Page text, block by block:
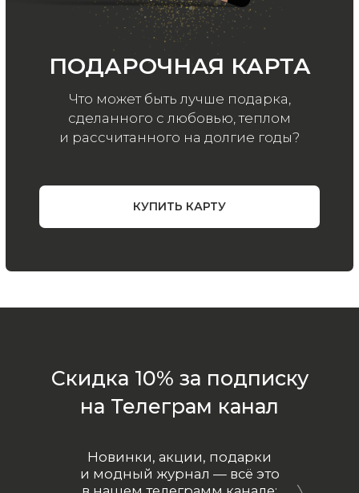
ООО «МИР КАШЕМИРА» © 2023
конфиденциальности